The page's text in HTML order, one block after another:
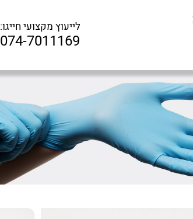
לייעוץ מקצועי חייגו:
074-7011169